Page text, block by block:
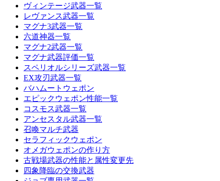
ヴィンテージ武器一覧
レヴァンス武器一覧
マグナ3武器一覧
六道神器一覧
マグナ2武器一覧
マグナ武器評価一覧
スペリオルシリーズ武器一覧
EX攻刃武器一覧
バハムートウェポン
エピックウェポン性能一覧
コスモス武器一覧
アンセスタル武器一覧
召喚マルチ武器
セラフィックウェポン
オメガウェポンの作り方
古戦場武器の性能と属性変更先
四象降臨の交換武器